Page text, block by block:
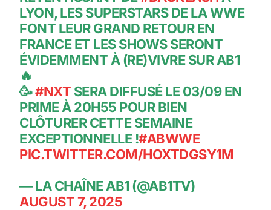
LYON, LES SUPERSTARS DE LA WWE
FONT LEUR GRAND RETOUR EN
FRANCE ET LES SHOWS SERONT
ÉVIDEMMENT À (RE)VIVRE SUR AB1
🔥
🥳#NXT SERA DIFFUSÉ LE 03/09 EN
PRIME À 20H55 POUR BIEN
CLÔTURER CETTE SEMAINE
EXCEPTIONNELLE !#ABWWE
PIC.TWITTER.COM/HOXTDGSY1M
— LA CHAÎNE AB1 (@AB1TV)
AUGUST 7, 2025